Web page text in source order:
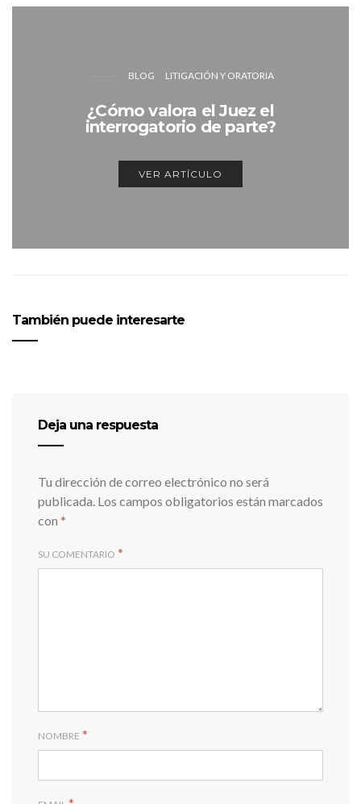
BLOG LITIGACIÓN Y ORATORIA
¿Cómo valora el Juez el
interrogatorio de parte?
VER ARTÍCULO
También puede interesarte
Deja una respuesta
Tu dirección de correo electrónico no será
publicada. Los campos obligatorios están marcados
con *
SU COMENTARIO *
NOMBRE *